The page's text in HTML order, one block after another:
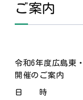
ご案内
令和6年度広島東
開催のご案内
日 時